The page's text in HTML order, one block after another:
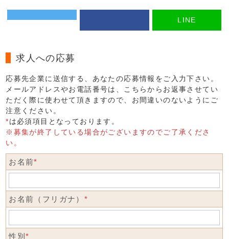
LINE
求人への応募
応募先企業に送信する、あなたの応募情報をご入力下さい。
メールアドレスやお電話番号は、こちらからお返事させてい
ただく際に使わせて頂きますので、お間違いのないようにご
注意ください。
*は必須項目となっております。
※募集が終了している場合がございますのでご了承くださ
い。
お名前*
お名前（フリガナ） *
性別*